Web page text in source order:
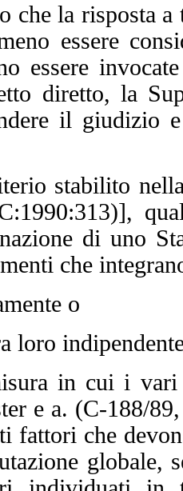
la risposta a
essere
essere
diretto, la
il giudizio
stabilito nella
di uno
che
o
in cui i vari
e a. (C‑188/
fattori che
globale,